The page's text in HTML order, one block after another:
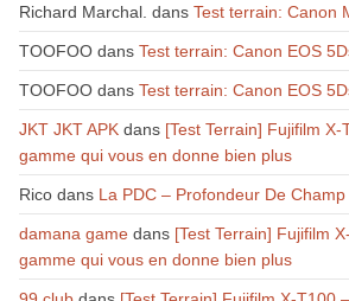
Richard Marchal. dans Test terrain: Canon
TOOFOOdans Test terrain: Canon EOS
TOOFOOdans Test terrain: Canon EOS
JKT JKT APKdans [Test Terrain] Fujifilm X-
gamme qui vous en donne bien plus
Ricodans La PDC – Profondeur De Champ
damana gamedans [Test Terrain] Fujifilm
gamme qui vous en donne bien plus